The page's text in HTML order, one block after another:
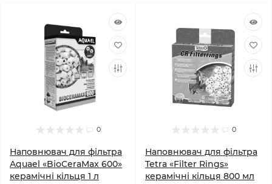
0
Наповнювач для фільтра
Aquael «BioCeraMax 600»
керамічні кільця 1 л
0
Наповнювач для фільтра
Tetra «Filter Rings»
керамічні кільця 800 мл